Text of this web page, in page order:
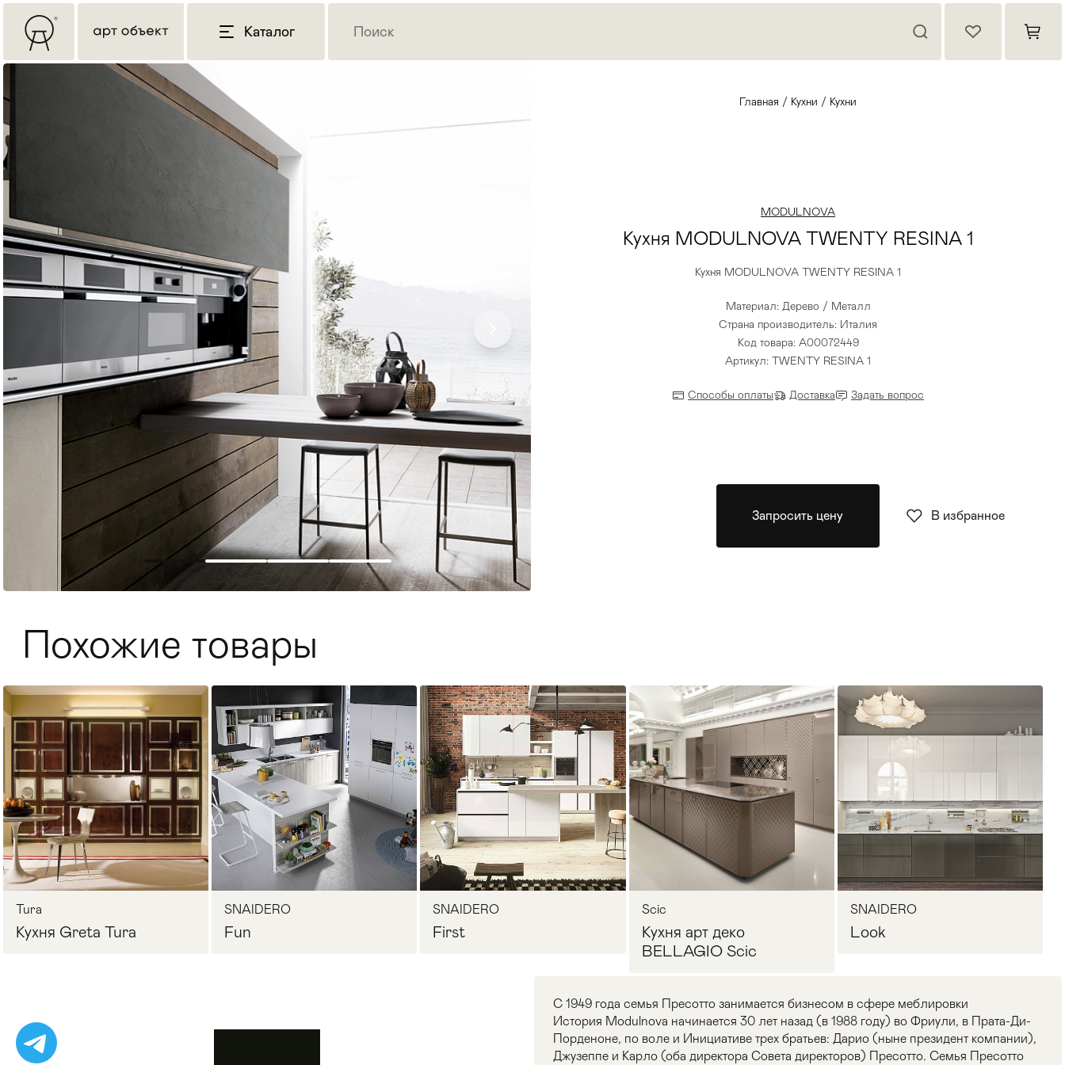
Каталог
Кровати
Столы >
Стулья
Комоды и тумбы
Мебель для ванных комнат > Двери и перегородки
Главная / Кухни / Кухни
MODULNOVA
Кухня MODULNOVA TWENTY RESINA 1
Кухня MODULNOVA TWENTY RESINA 1
Материал: Дерево / Металл
Страна производитель: Италия
Код товара: A00072449
Артикул: TWENTY RESINA 1
Способы оплаты Доставка Задать вопрос
Запросить цену В избранное
Похожие товары
Tura
Кухня Greta Tura
SNAIDERO
Fun
SNAIDERO
First
Scic
Кухня арт деко
BELLAGIO Scic
SNAIDERO
Look
С 1949 года семья Пресотто занимается бизнесом в сфере меблировки
История Modulnova начинается 30 лет назад (в 1988 году) во Фриули, в Прата-Ди-
Порденоне, по воле и Инициативе трех братьев: Дарио (ныне президент компании),
Джузеппе и Карло (оба директора Совета директоров) Пресотто. Семья Пресотто